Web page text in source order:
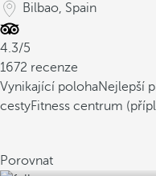
Bilbao, Spain
4.3/5
1672 recenze
Vynikající polohaNejlepší
cestyFitness centrum
Porovnat